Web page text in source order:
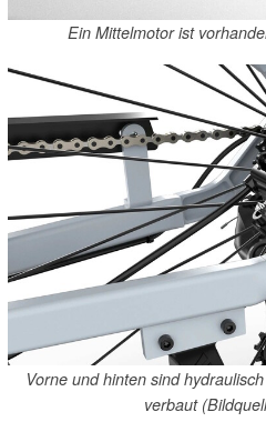
Ein Mittelmotor ist
Vorne und hinten sind
verbaut